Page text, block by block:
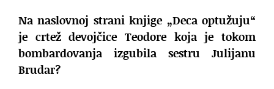
Na naslovnoj strani knjige „Deca optužuju“
je crtež devojčice Teodore koja je tokom
bombardovanja izgubila sestru Julijanu
Brudar?